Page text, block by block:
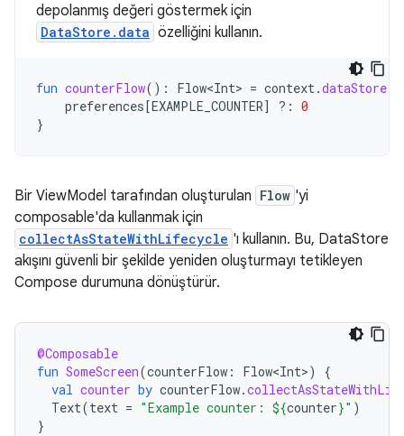
depolanmış değeri göstermek için
DataStore.data özelliğini kullanın.
fun counterFlow(): Flow<Int> = context.dataStore
preferences[EXAMPLE_COUNTER] ?: 0
}
Bir ViewModel tarafından oluşturulan Flow 'yi
composable'da kullanmak için
collectAsStateWithLifecycle 'ı kullanın. Bu, DataStore
akışını güvenli bir şekilde yeniden oluşturmayı tetikleyen
Compose durumuna dönüştürür.
@Composable
fun SomeScreen(counterFlow : Flow<Int>)
{
val counter by counterFlow.
Text(text = "Example counter: ${counter}" )
}